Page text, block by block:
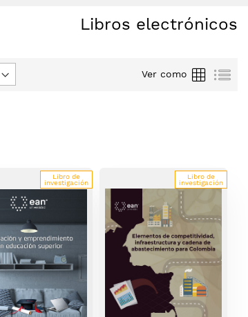
Libros electrónicos
Ver como Parrilla
Libro de
investigación
Libro de
investigación